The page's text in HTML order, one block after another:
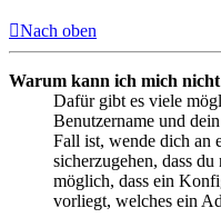
Nach oben
Warum kann ich mich nicht
Dafür gibt es viele
Benutzername und
Fall ist, wende dich an
sicherzugehen, dass
möglich, dass ein
vorliegt, welches ein